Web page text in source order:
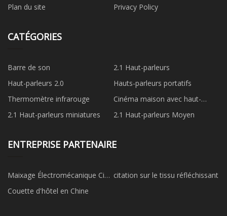
Plan du site
Privacy Policy
CATÉGORIES
Barre de son
2.1 Haut-parleurs
Haut-parleurs 2.0
Hauts-parleurs portatifs
Thermomètre infrarouge
Cinéma maison avec haut-
parleurs 3.1
2.1 Haut-parleurs miniatures 2.1 Haut-parleurs Moyen
ENTREPRISE PARTENAIRE
Maixage Électromécanique Cie,
Ltd.
citation sur le tissu réfléchissant
Couette d'hôtel en Chine